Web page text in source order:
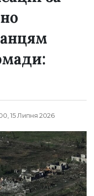
15 Липня 2026